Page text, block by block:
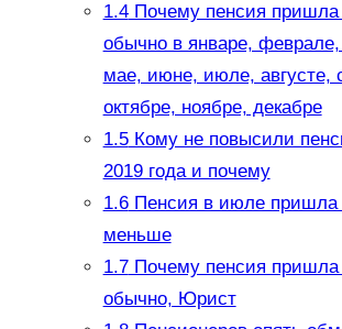
1.4Почему пенсия
обычно в январе,
мае, июне, июле, августе,
октябре, ноябре, декабре
1.5Кому не повысили
2019 года и почему
1.6Пенсия в июле пришла
меньше
1.7Почему пенсия
обычно, Юрист